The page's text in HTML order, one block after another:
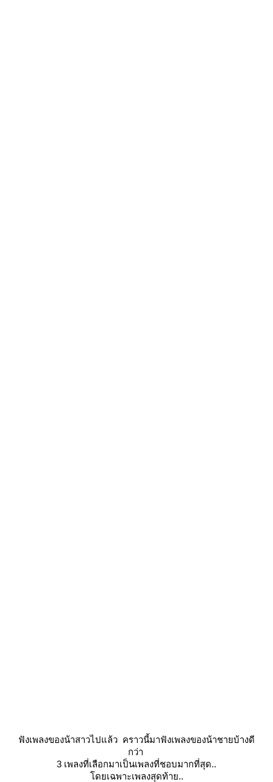
ฟังเพลงของน้าสาวไปแล้ว คราวนี้มาฟังเพลงของน้าชายบ้างดี
กว่า
3 เพลงที่เลือกมาเป็นเพลงที่ชอบมากที่สุด..
ดยเฉพาะเพลงสุดท้าย..